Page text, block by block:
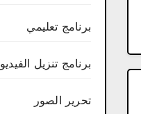
برنامج تعليمي
برنامج تنزيل الفيديو
تحرير الصور